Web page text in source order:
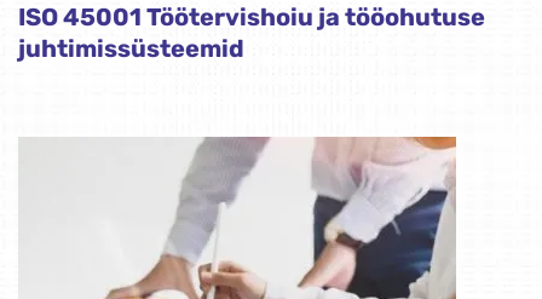
ISO 45001 Töötervishoiu ja tööohutuse
juhtimissüsteemid